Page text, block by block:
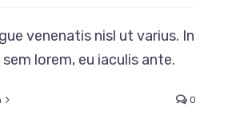
venenatis nisl ut varius. In
lorem, eu iaculis ante.
0